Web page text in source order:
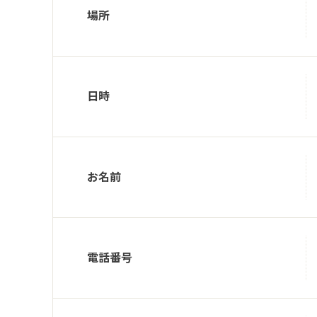
場所
日時
お名前
電話番号